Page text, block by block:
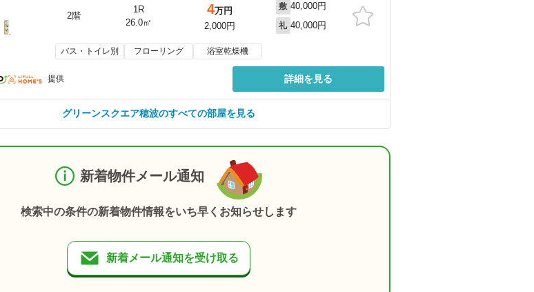
2階
1R
26.0㎡
4万円
2,000円
敷 40,000円
礼 40,000円
バス・トイレ別 フローリング 浴室乾燥機
提供 詳細を見る
グリーンスクエア穂波のすべての部屋を見る
新着物件メール通知
検索中の条件の新着物件情報をいち早くお知らせします
新着メール通知を受け取る